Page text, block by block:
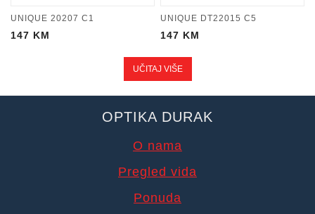
UNIQUE 20207 C1
147 KM
UNIQUE DT22015 C5
147 KM
UČITAJ VIŠE
OPTIKA DURAK
O nama
Pregled vida
Ponuda